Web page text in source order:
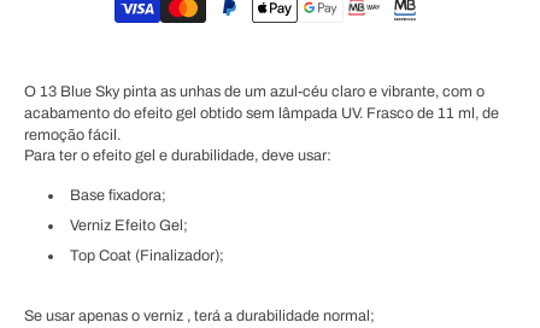
O 13 Blue Sky pinta as unhas de um azul-céu claro e vibrante, com o
acabamento do efeito gel obtido sem lâmpada UV. Frasco de 11 ml, de
remoção fácil.
Para ter o efeito gel e durabilidade, deve usar:
Base fixadora;
Verniz Efeito Gel;
Top Coat (Finalizador);
Se usar apenas o verniz , terá a durabilidade normal;